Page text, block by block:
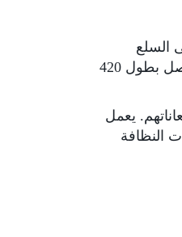
إلى السلع
والخدمات مثل الغذاء والرعاية الصحيّة، في حين تحاول مجتمعات الضفة الغربيّة الصمود في بيئة تقسمها نقاط التفتيش العسكريّة وجدار فاصل بطول 420
يعمل
النظافة